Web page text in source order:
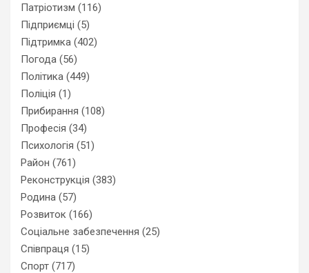
Патріотизм (116)
Підприємці (5)
Підтримка (402)
Погода (56)
Політика (449)
Поліція (1)
Прибирання (108)
Професія (34)
Психологія (51)
Район (761)
Реконструкція (383)
Родина (57)
Розвиток (166)
Соціальне забезпечення (25)
Співпраця (15)
Спорт (717)